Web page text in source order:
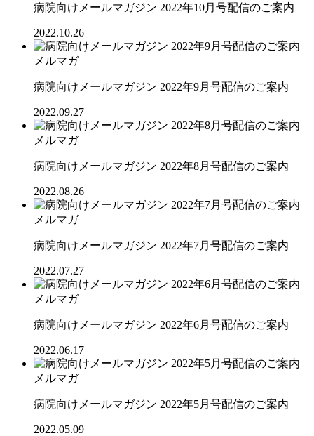
病院向けメールマガジン 2022年10月号配信のご案内
2022.10.26
メルマガ
病院向けメールマガジン 2022年9月号配信のご案内
2022.09.27
メルマガ
病院向けメールマガジン 2022年8月号配信のご案内
2022.08.26
メルマガ
病院向けメールマガジン 2022年7月号配信のご案内
2022.07.27
メルマガ
病院向けメールマガジン 2022年6月号配信のご案内
2022.06.17
メルマガ
病院向けメールマガジン 2022年5月号配信のご案内
2022.05.09